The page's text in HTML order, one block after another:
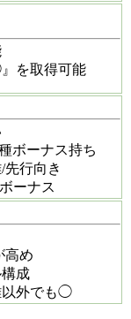
を取得可能
ボーナス持ち
先行向き
ーナス
高め
成
以外でも◯